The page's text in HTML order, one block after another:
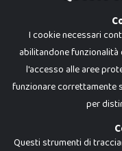
I cookie necessari
abilitandone funzionalità
l'accesso alle aree
funzionare correttamente
per
Questi strumenti di